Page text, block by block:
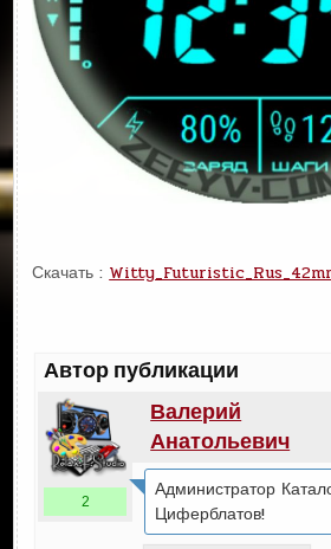
Скачать :
Автор публикации
Валерий
Анатольевич
2
Администратор
Циферблатов!